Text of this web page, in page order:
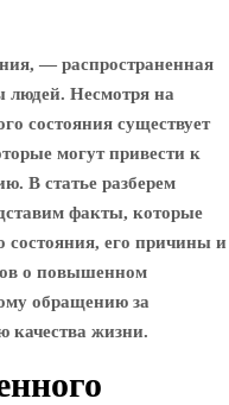
— распространенная
людей. Несмотря на
состояния существует
могут привести к
В статье разберем
факты, которые
состояния, его причины и
о повышенном
обращению за
жизни.